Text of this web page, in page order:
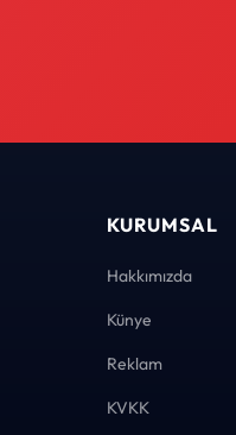
KURUMSAL
Hakkımızda
Künye
Reklam
KVKK